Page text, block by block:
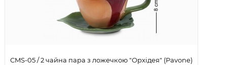
CMS-05 / 2 чайна пара з ложечкою "Орхідея" (Pavone)